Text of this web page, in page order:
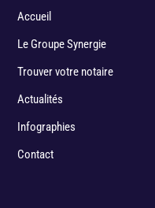
Accueil
Le Groupe Synergie
Trouver votre notaire
Actualités
Infographies
Contact